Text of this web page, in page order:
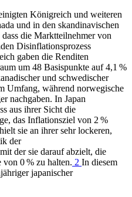
Königreich und weiteren
und in den skandinavischen
die Marktteilnehmer von
Disinflationsprozess
gaben die Renditen
um 48 Basispunkte auf 4,1 %
und schwedischer
Umfang, während norwegische
nachgaben. In Japan
aus ihrer Sicht die
das Inflationsziel von 2 %
sie an ihrer sehr lockeren,
der
der sie darauf abzielt, die
0 % zu halten. 2 In diesem
japanischer